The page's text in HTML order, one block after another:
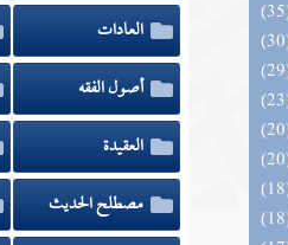
العادات
أصول الفقه
العقيدة
مصطلح الحديث